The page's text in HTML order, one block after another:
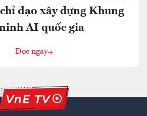
đạo xây dựng Khung
AI quốc gia
Đọc ngay